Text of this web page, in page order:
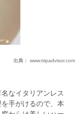
出典： www.tripadvisor.com
なイタリアンレス
手がけるので、本